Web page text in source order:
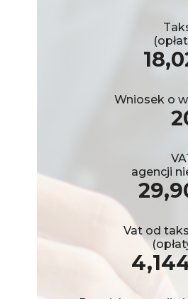
Wniosek o
agencji
Vat od